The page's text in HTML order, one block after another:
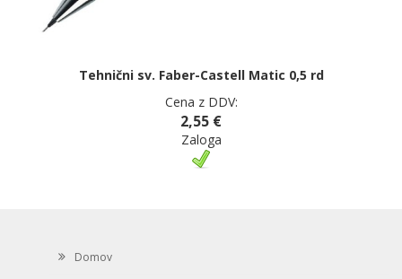
Tehnični sv. Faber-Castell Matic 0,5 rd
Cena z DDV:
2,55 €
Zaloga
Domov